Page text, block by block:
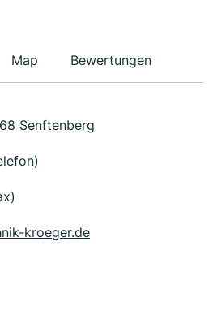
Map Bewertungen
Senftenberg
kroeger.de